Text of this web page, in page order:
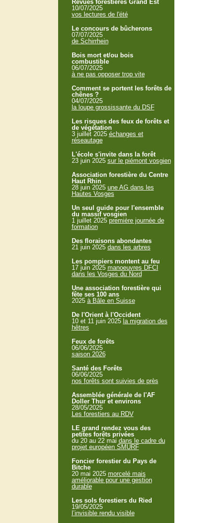
Revues forestières Grand Est
10/07/2025
vos lectures de l'été
Le concours de bûcherons
07/07/2025
de Schirrhein
Bois mort et/ou bois
combustible
06/07/2025
à ne pas opposer trop vite
Comment se portent les forêts de
chênes ?
04/07/2025
la loupe grossissante du DSF
Les risques des feux de forêts et
de végétation
3 juillet 2025 échanges et
réseautage
L'école s'invite dans la forêt
23 juin 2025 sur le piémont vosgien
Association forestière du Centre
Haut Rhin
28 juin 2025 une AG dans les
Hautes Vosges
Un seul guide pour l'ensemble
du massif vosgien
1 juillet 2025 première journée de
formation
Des floraisons abondantes
21 juin 2025 dans les arbres
Les pompiers montent au feu
17 juin 2025 manoeuvres DFCI
dans les Vosges du Nord
Une association forestière qui
fête ses 100 ans
2025 à Bâle en Suisse
De l'Orient à l'Occident
10 et 11 juin 2025 la migration des
hêtres
Feux de forêts
06/06/2025
saison 2026
Santé des Forêts
06/06/2025
nos forêts sont suivies de près
Assemblée générale de l'AF
Doller Thur et environs
28/05/2025
Les forestiers au RDV
LE grand rendez vous des
petites forêts privées
du 20 au 22 mai dans le cadre du
projet européen SMURF
Foncier forestier du Pays de
Bitche
20 mai 2025 morcelé mais
améliorable pour une gestion
durable
Les sols forestiers du Ried
19/05/2025
l’invisible rendu visible